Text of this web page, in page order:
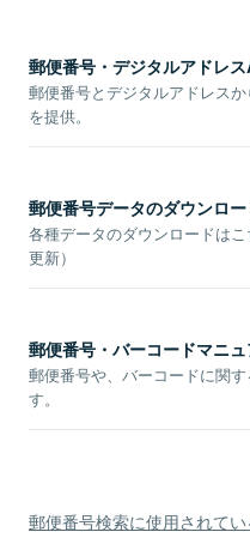
郵便番号・デジタルアドレ
郵便番号とデジタルアドレス
を提供。
郵便番号データのダウンロー
各種データのダウンロードは
更新）
郵便番号・バーコードマニ
郵便番号や、バーコードに関
す。
郵便番号検索に使用されて